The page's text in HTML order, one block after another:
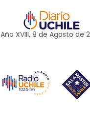
Año XVIII, 8 de Agosto de